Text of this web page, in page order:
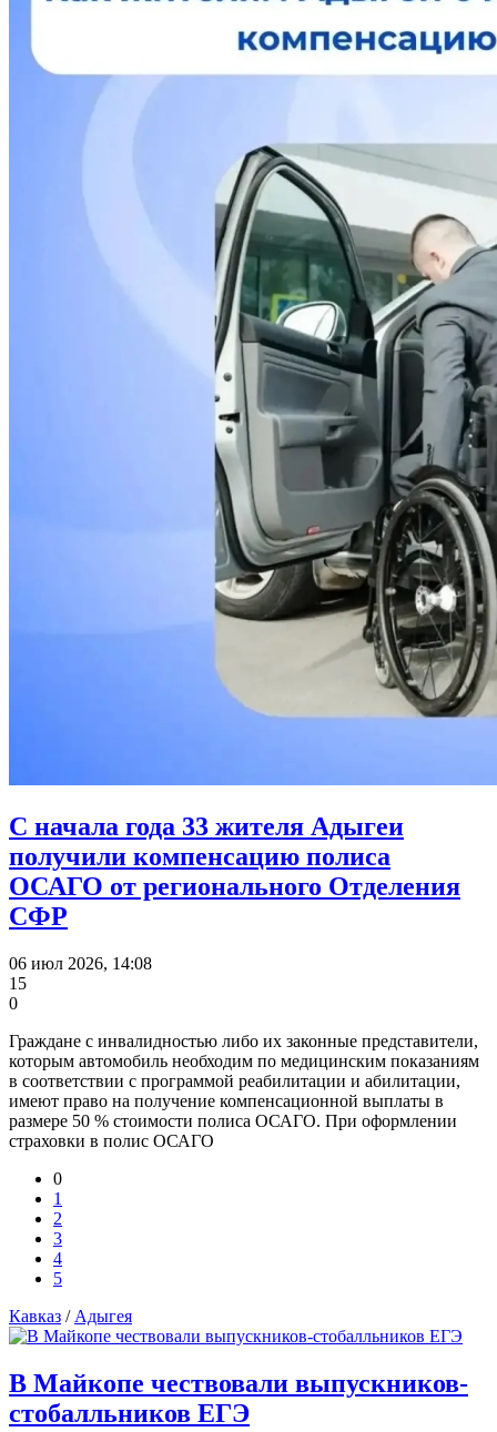
С начала года 33 жителя Адыгеи
получили компенсацию полиса
ОСАГО от регионального Отделения
СФР
06 июл 2026, 14:08
15
0
Граждане с инвалидностью либо их законные представители,
которым автомобиль необходим по медицинским показаниям
в соответствии с программой реабилитации и абилитации,
имеют право на получение компенсационной выплаты в
размере 50 % стоимости полиса ОСАГО. При оформлении
страховки в полис ОСАГО
0
1
2
3
4
5
Кавказ / Адыгея
В Майкопе чествовали выпускников-
стобалльников ЕГЭ